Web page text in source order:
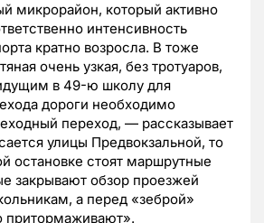
микрорайон, который активно
интенсивность
кратно возросла. В тоже
очень узкая, без тротуаров,
в 49-ю школу для
дороги необходимо
переход, — рассказывает
улицы Предвокзальной, то
остановке стоят маршрутные
закрывают обзор проезжей
а перед «зеброй»
притормаживают».